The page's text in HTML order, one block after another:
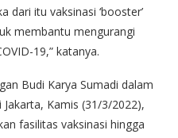
dari itu vaksinasi ‘booster’
membantu mengurangi
19,” katanya.
Budi Karya Sumadi dalam
Kamis (31/3/2022),
fasilitas vaksinasi hingga